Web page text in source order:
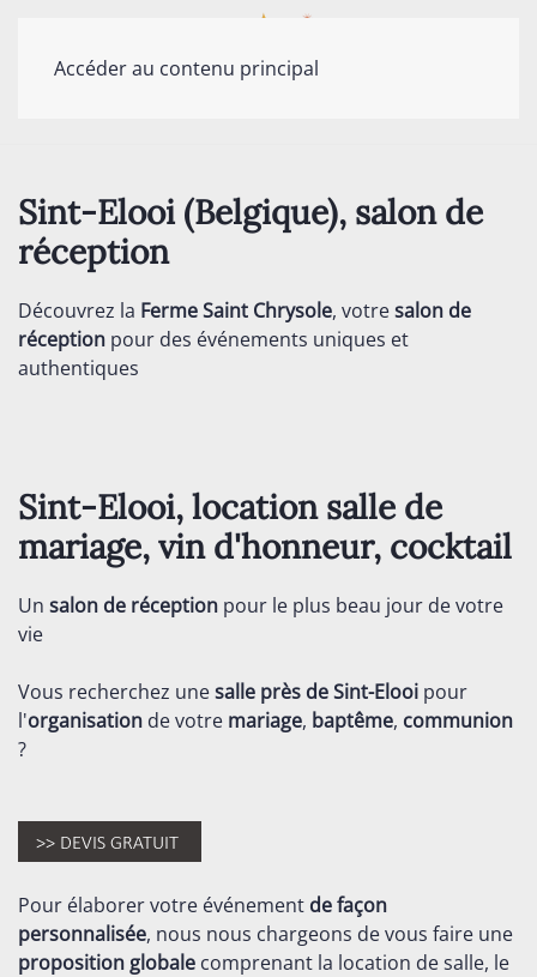
Accéder au contenu principal
Sint-Elooi (Belgique), salon de
réception
Découvrez la Ferme Saint Chrysole, votresalon de
réception pour des événements uniques et
authentiques
Sint-Elooi, location salle de
mariage, vin d'honneur, cocktail
Un salon de réception pour le plus beau jour de votre
vie
Vous recherchez unesalle près de Sint-Elooi pour
l'organisation de votre mariage, baptême, communion
?
Pour élaborer votre événement de façon
personnalisée, nous nous chargeons de vous faire une
proposition globale comprenant la location de salle, le